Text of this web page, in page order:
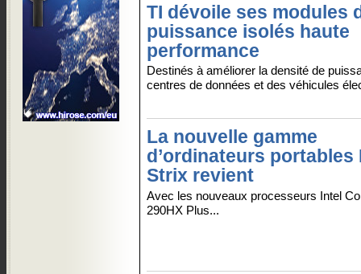
TI dévoile ses modules
puissance isolés haute
performance
Destinés à améliorer la densité de
centres de données et des véhicules
La nouvelle gamme
d’ordinateurs portables
Strix revient
Avec les nouveaux processeurs Intel
290HX Plus...